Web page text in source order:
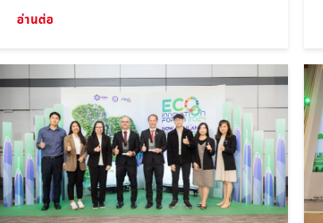
ภูบดินทร์ในพระบรมราชูปถัมภ์”
อ่านต่อ